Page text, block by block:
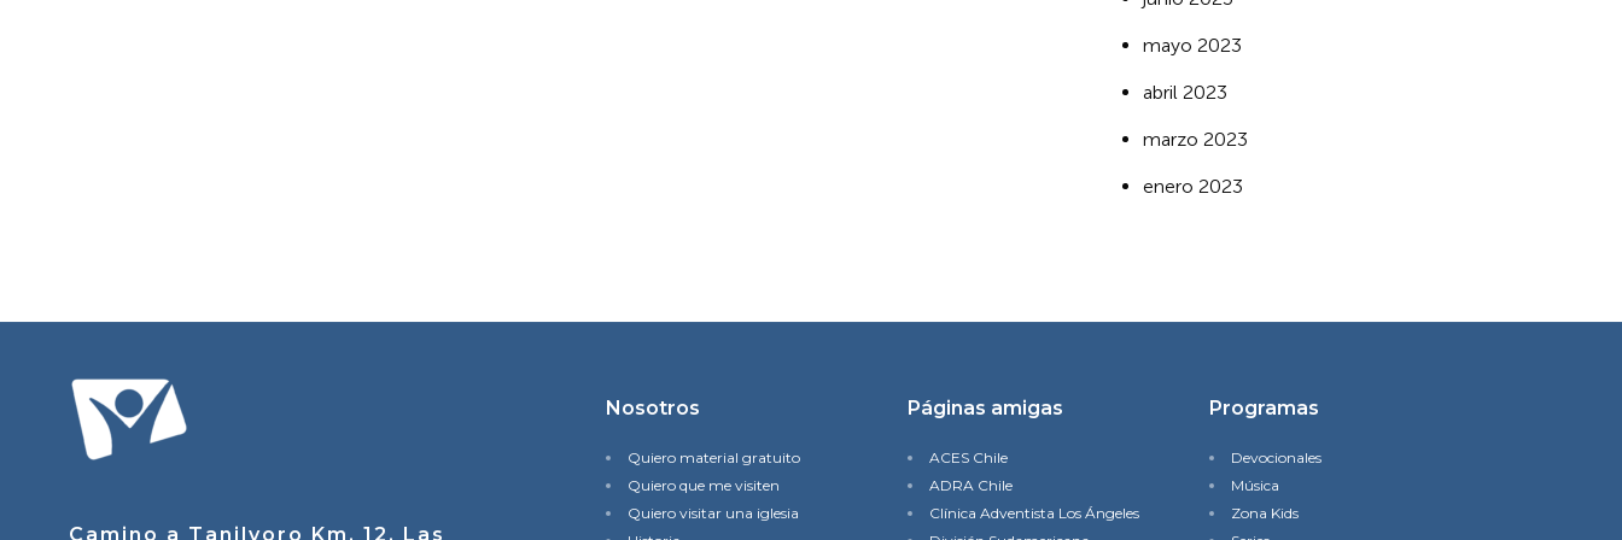
mayo 2023
abril 2023
marzo 2023
enero 2023
Camino a Tanilvoro Km. 12, Las
Nosotros
Quiero material gratuito
Quiero que me visiten
Quiero visitar una iglesia
Páginas amigas
ACES Chile
ADRA Chile
Clínica Adventista Los Ángeles
Programas
Devocionales
Música
Zona Kids